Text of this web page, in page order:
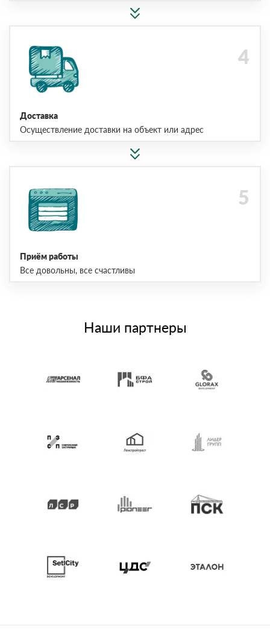
Доставка
Осуществление доставки на объект или адрес
Приём работы
Все довольны, все счастливы
Наши партнеры